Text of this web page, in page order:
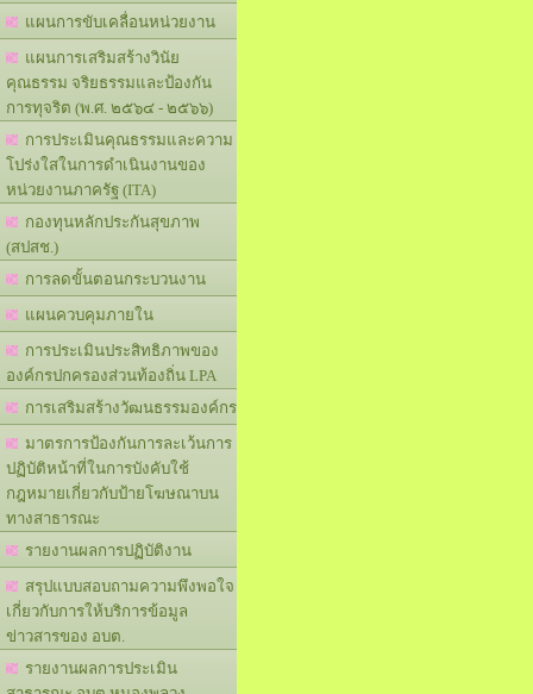
แผนการขับเคลื่อนหน่วยงาน
แผนการเสริมสร้างวินัย
คุณธรรม จริยธรรมและป้องกัน
การทุจริต (พ.ศ. ๒๕๖๔ - ๒๕๖๖)
การประเมินคุณธรรมและความ
โปร่งใสในการดำเนินงานของ
หน่วยงานภาครัฐ (ITA)
กองทุนหลักประกันสุขภาพ
(สปสช.)
การลดขั้นตอนกระบวนงาน
แผนควบคุมภายใน
การประเมินประสิทธิภาพของ
องค์กรปกครองส่วนท้องถิ่น LPA
การเสริมสร้างวัฒนธรรมองค์กร
มาตรการป้องกันการละเว้นการ
ปฏิบัติหน้าที่ในการบังคับใช้
กฎหมายเกี่ยวกับป้ายโฆษณาบน
ทางสาธารณะ
รายงานผลการปฏิบัติงาน
สรุปแบบสอบถามความพึงพอใจ
เกี่ยวกับการให้บริการข้อมูล
ข่าวสารของ อบต.
รายงานผลการประเมิน